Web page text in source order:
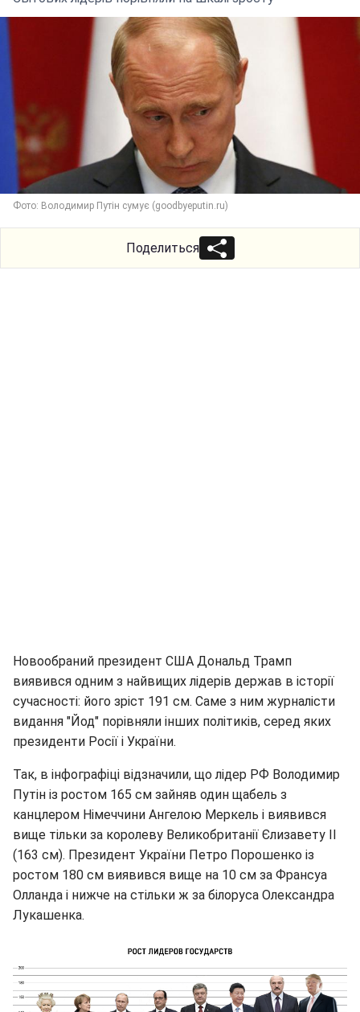
Фото: Володимир Путін сумує (goodbyeputin.ru)
Поделиться
Новообраний президент США Дональд Трамп
виявився одним з найвищих лідерів держав в історії
сучасності: його зріст 191 см. Саме з ним журналісти
видання "Йод" порівняли інших політиків, серед яких
президенти Росії і України.
Так, в інфографіці відзначили, що лідер РФ Володимир
Путін із ростом 165 см зайняв один щабель з
канцлером Німеччини Ангелою Меркель і виявився
вище тільки за королеву Великобританії Єлизавету II
(163 см). Президент України Петро Порошенко із
ростом 180 см виявився вище на 10 см за Франсуа
Олланда і нижче на стільки ж за білоруса Олександра
Лукашенка.